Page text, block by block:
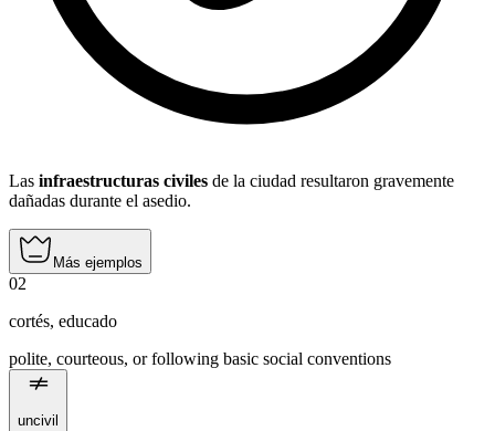
Las infraestructuras civiles de la ciudad resultaron gravemente
dañadas durante el asedio.
Más ejemplos
02
cortés, educado
polite, courteous, or following basic social conventions
uncivil